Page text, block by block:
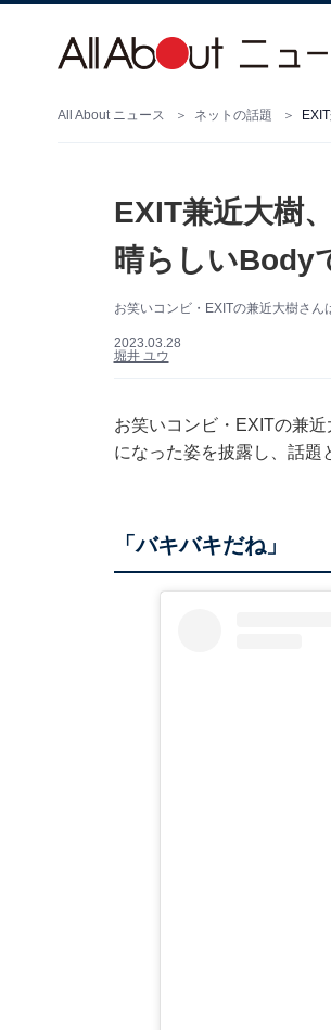
All About ニュース ネットの話題
EXIT兼近大樹
晴らしいBody
お笑いコンビ・EXITの兼近大樹さ
2023.03.28
堀井 ユウ
お笑いコンビ・EXITの兼
になった姿を披露し、話題
「バキバキだね」